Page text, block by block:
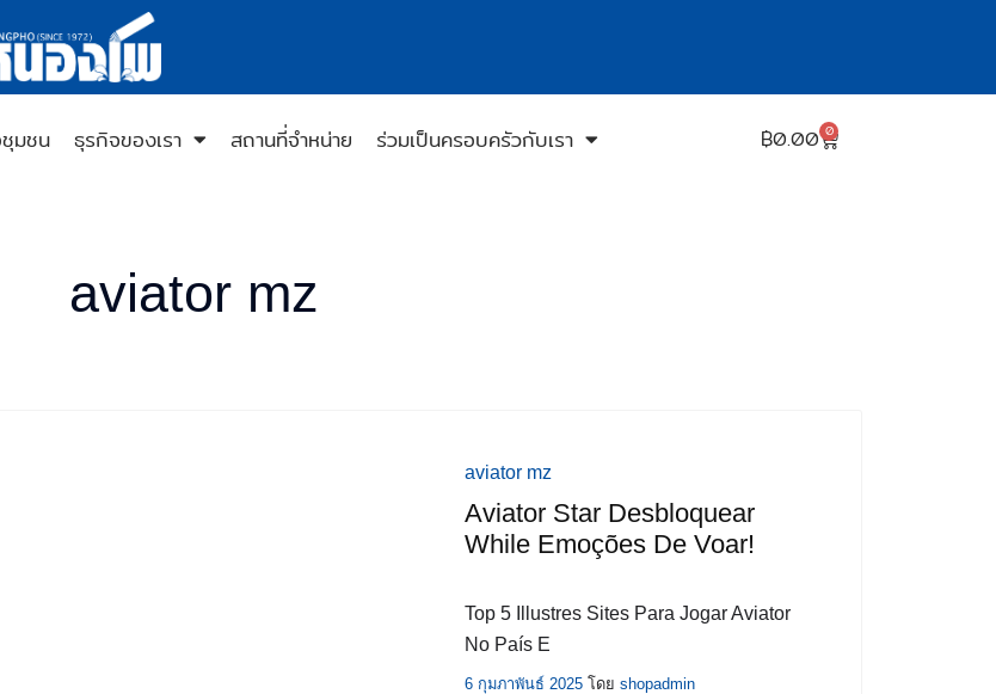
มชน ธุรกิจของเรา สถานที่จำหน่าย ร่วมเป็นครอบครัวกับเรา ฿0.00 0
aviator mz
aviator mz
Aviator Star Desbloquear
While Emoções De Voar!
Top 5 Illustres Sites Para Jogar Aviator
No País E
6 กุมภาพันธ์ 2025โดย shopadmin